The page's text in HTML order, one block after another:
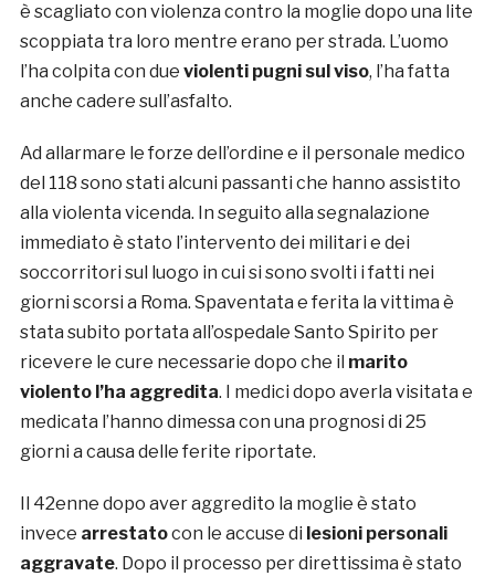
è scagliato con violenza contro la moglie dopo una lite
scoppiata tra loro mentre erano per strada. L’uomo
l’ha colpita con due violenti pugni sul viso, l’ha fatta
anche cadere sull’asfalto.
Ad allarmare le forze dell’ordine e il personale medico
del 118 sono stati alcuni passanti che hanno assistito
alla violenta vicenda. In seguito alla segnalazione
immediato è stato l’intervento dei militari e dei
soccorritori sul luogo in cui si sono svolti i fatti nei
giorni scorsi a Roma. Spaventata e ferita la vittima è
stata subito portata all’ospedale Santo Spirito per
ricevere le cure necessarie dopo che il marito
violento l’ha aggredita. I medici dopo averla visitata e
medicata l’hanno dimessa con una prognosi di 25
giorni a causa delle ferite riportate.
Il 42enne dopo aver aggredito la moglie è stato
invece arrestatocon le accuse di lesioni personali
aggravate. Dopo il processo per direttissima è stato